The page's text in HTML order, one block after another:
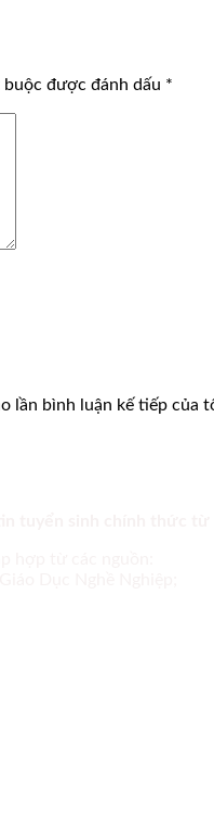
được đánh dấu *
lần bình luận kế tiếp của